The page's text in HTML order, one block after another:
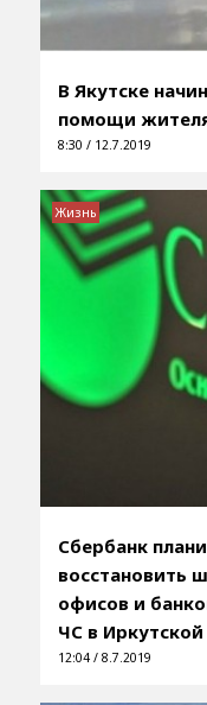
В Якутске
помощи
8:30 / 12.7.2019
Сбербанк
восстановить
офисов и
ЧС в
12:04 / 8.7.2019
Жизнь